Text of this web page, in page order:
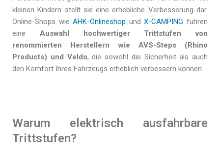
kleinen Kindern stellt sie eine erhebliche Verbesserung dar.
Online-Shops wieAHK-Onlineshop undX-CAMPING führen
eine Auswahl hochwertiger Trittstufen von
renommierten Herstellern wie AVS-Steps (Rhino
Products) und Veldo, die sowohl die Sicherheit als auch
den Komfort Ihres Fahrzeugs erheblich verbessern können.
Warum elektrisch ausfahrbare
Trittstufen?